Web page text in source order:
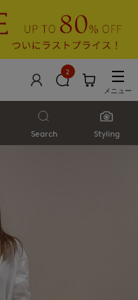
2
メニュー
Search Styling